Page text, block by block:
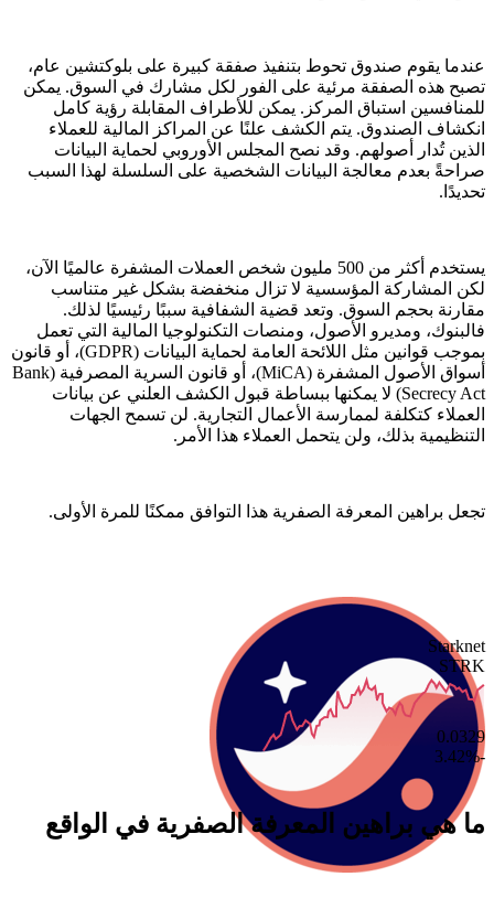
عندما يقوم صندوق تحوط بتنفيذ صفقة كبيرة على بلوكتشين عام،
تصبح هذه الصفقة مرئية على الفور لكل مشارك في السوق. يمكن
للمنافسين استباق المركز. يمكن للأطراف المقابلة رؤية كامل
انكشاف الصندوق. يتم الكشف علنًا عن المراكز المالية للعملاء
الذين تُدار أصولهم. وقد نصح المجلس الأوروبي لحماية البيانات
صراحةً بعدم معالجة البيانات الشخصية على السلسلة لهذا السبب
تحديدًا.
يستخدم أكثر من 500 مليون شخص العملات المشفرة عالميًا الآن،
لكن المشاركة المؤسسية لا تزال منخفضة بشكل غير متناسب
مقارنة بحجم السوق. وتعد قضية الشفافية سببًا رئيسيًا لذلك.
فالبنوك، ومديرو الأصول، ومنصات التكنولوجيا المالية التي تعمل
بموجب قوانين مثل اللائحة العامة لحماية البيانات (GDPR)، أو قانون
أسواق الأصول المشفرة (MiCA)، أو قانون السرية المصرفية (Bank
Secrecy Act) لا يمكنها ببساطة قبول الكشف العلني عن بيانات
العملاء كتكلفة لممارسة الأعمال التجارية. لن تسمح الجهات
التنظيمية بذلك، ولن يتحمل العملاء هذا الأمر.
تجعل براهين المعرفة الصفرية هذا التوافق ممكنًا للمرة الأولى.
Starknet
STRK
0.0329
-3.42%
ما هي براهين المعرفة الصفرية في الواقع